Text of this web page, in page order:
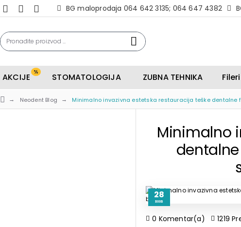
BG maloprodaja 064 642 3135; 064 647 4382
AKCIJE % STOMATOLOGIJA ZUBNA TEHNIKA Fileri
Neodent Blog Minimalno invazivna estetska restauracija teške
Minimalno
28
нов
0 Komentar(a) 1219